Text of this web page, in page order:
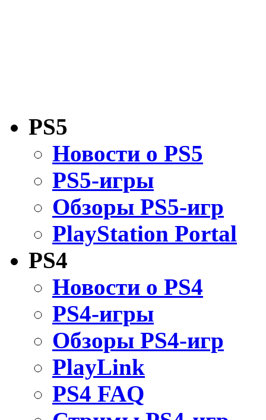
PS5
Новости о PS5
PS5-игры
Обзоры PS5-игр
PlayStation Portal
PS4
Новости о PS4
PS4-игры
Обзоры PS4-игр
PlayLink
PS4 FAQ